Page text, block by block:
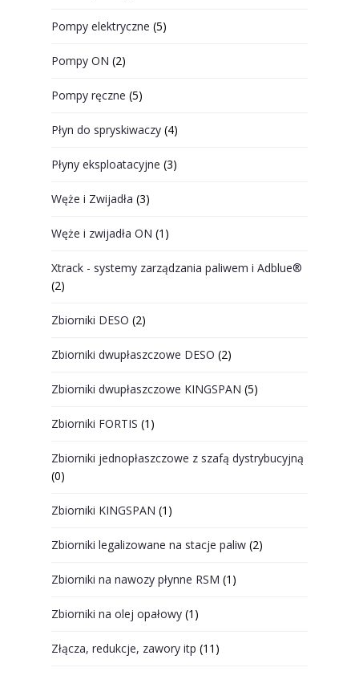
Pompy elektryczne (5)
Pompy ON (2)
Pompy ręczne (5)
Płyn do spryskiwaczy (4)
Płyny eksploatacyjne (3)
Węże i Zwijadła (3)
Węże i zwijadła ON (1)
Xtrack - systemy zarządzania paliwem i Adblue®
(2)
Zbiorniki DESO (2)
Zbiorniki dwupłaszczowe DESO (2)
Zbiorniki dwupłaszczowe KINGSPAN (5)
Zbiorniki FORTIS (1)
Zbiorniki jednopłaszczowe z szafą dystrybucyjną
(0)
Zbiorniki KINGSPAN (1)
Zbiorniki legalizowane na stacje paliw (2)
Zbiorniki na nawozy płynne RSM (1)
Zbiorniki na olej opałowy (1)
Złącza, redukcje, zawory itp (11)